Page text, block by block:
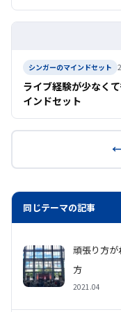
シンガーのマインドセット
ライブ経験が少なく
インドセット
同じテーマの記事
頑張り方
方
2021.04